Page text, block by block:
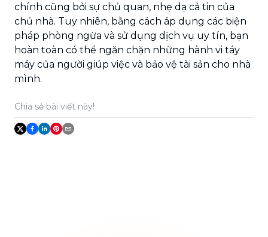
chính cũng bởi sự chủ quan, nhẹ dạ cả tin của
chủ nhà. Tuy nhiên, bằng cách áp dụng các biện
pháp phòng ngừa và sử dụng dịch vụ uy tín, bạn
hoàn toàn có thể ngăn chặn những hành vi táy
máy của người giúp việc và bảo vệ tài sản cho nhà
mình.
Chia sẻ bài viết này!